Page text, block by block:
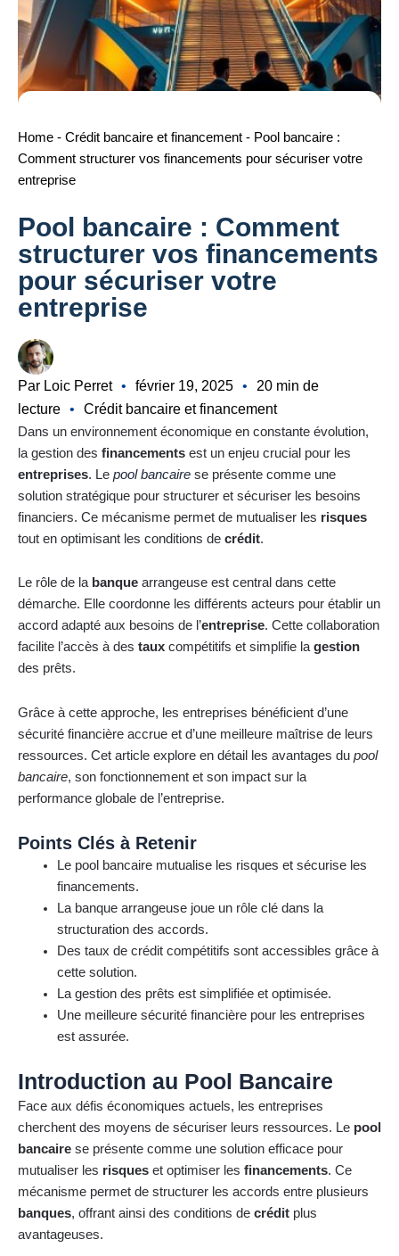
Home - Crédit bancaire et financement - Pool bancaire :
Comment structurer vos financements pour sécuriser votre
entreprise
Pool bancaire : Comment
structurer vos financements
pour sécuriser votre
entreprise
Par Loic Perret • février 19, 2025 •
20 min de
lecture • Crédit bancaire et financement
Dans un environnement économique en constante évolution,
la gestion des financements est un enjeu crucial pour les
entreprises. Le pool bancaire se présente comme une
solution stratégique pour structurer et sécuriser les besoins
financiers. Ce mécanisme permet de mutualiser les risques
tout en optimisant les conditions de crédit.
Le rôle de la banque arrangeuse est central dans cette
démarche. Elle coordonne les différents acteurs pour établir un
accord adapté aux besoins de l’entreprise. Cette collaboration
facilite l’accès à des taux compétitifs et simplifie la gestion
des prêts.
Grâce à cette approche, les entreprises bénéficient d’une
sécurité financière accrue et d’une meilleure maîtrise de leurs
ressources. Cet article explore en détail les avantages du pool
bancaire, son fonctionnement et son impact sur la
performance globale de l’entreprise.
Points Clés à Retenir
Le pool bancaire mutualise les risques et sécurise les
financements.
La banque arrangeuse joue un rôle clé dans la
structuration des accords.
Des taux de crédit compétitifs sont accessibles grâce à
cette solution.
La gestion des prêts est simplifiée et optimisée.
Une meilleure sécurité financière pour les entreprises
est assurée.
Introduction au Pool Bancaire
Face aux défis économiques actuels, les entreprises
cherchent des moyens de sécuriser leurs ressources. Le pool
bancaire se présente comme une solution efficace pour
mutualiser les risques et optimiser les financements. Ce
mécanisme permet de structurer les accords entre plusieurs
banques, offrant ainsi des conditions de crédit plus
avantageuses.